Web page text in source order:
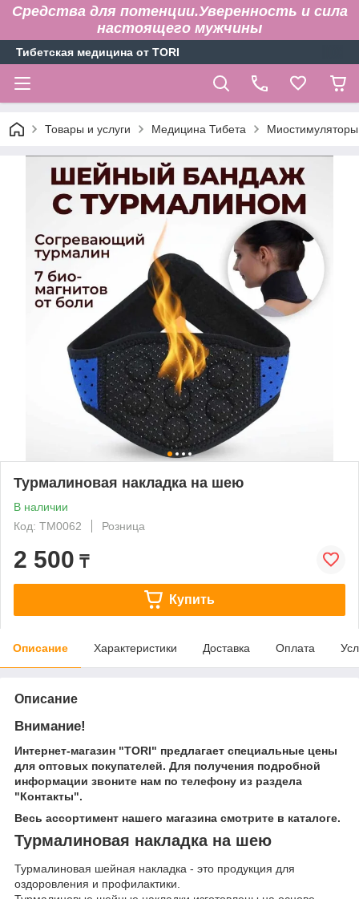
Средства для потенции.Уверенность и сила
настоящего мужчины
Тибетская медицина от TORI
Товары и услуги Медицина Тибета
Турмалиновая накладка на шею
В наличии
Код: ТМ0062
Розница
2 500 ₸
Купить
Описание Характеристики Доставка Оплата
Описание
Внимание!
Интернет-магазин "TORI" предлагает специальные цены
для оптовых покупателей. Для получения подробной
информации звоните нам по телефону из раздела
"Контакты".
Весь ассортимент нашего магазина смотрите в каталоге.
Турмалиновая накладка на шею
Турмалиновая шейная накладка - это продукция для
оздоровления и профилактики.